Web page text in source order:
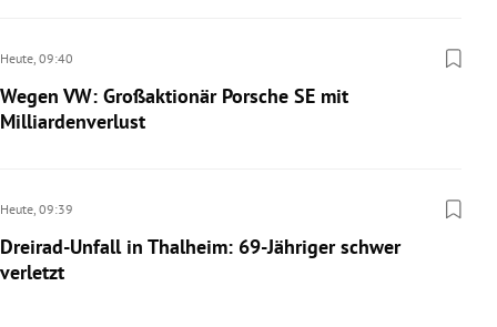
Heute, 09:40
Wegen VW: Großaktionär Porsche SE mit
Milliardenverlust
Heute, 09:39
Dreirad-Unfall in Thalheim: 69-Jähriger schwer
verletzt